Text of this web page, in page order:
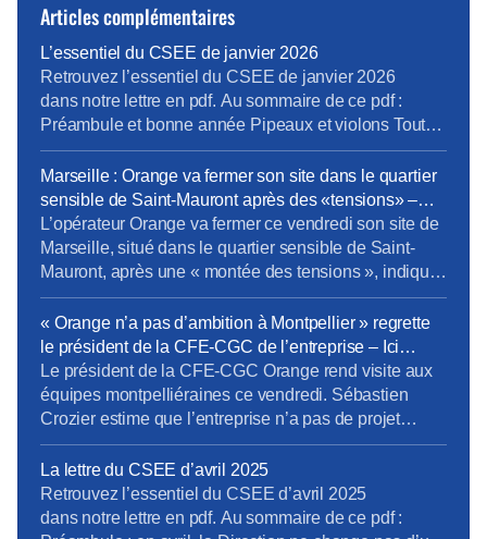
Articles complémentaires
L’essentiel du CSEE de janvier 2026
Retrouvez l’essentiel du CSEE de janvier 2026
dans notre lettre en pdf. Au sommaire de ce pdf :
Préambule et bonne année Pipeaux et violons Tout
va bien madame la marquise Cro-Magnon et
Neandertal Prochain CSEE pour vos élus du 24 au
26 mars.
Marseille : Orange va fermer son site dans le quartier
sensible de Saint-Mauront après des «tensions» –
Europe 1
L’opérateur Orange va fermer ce vendredi son site de
Marseille, situé dans le quartier sensible de Saint-
Mauront, après une « montée des tensions », indique
la direction régionale du groupe. Environ 1.000
personnes travaillent dans ces locaux de la cité
phocéenne. L’entreprise attend « un retour à une
situation apaisée dans le quartier ». […]Les salariés
ont dû être […]
« Orange n’a pas d’ambition à Montpellier » regrette
le président de la CFE-CGC de l’entreprise – Ici
l’Herault
Le président de la CFE-CGC Orange rend visite aux
équipes montpelliéraines ce vendredi. Sébastien
Crozier estime que l’entreprise n’a pas de projet
ambitieux dans la métropole et que les salariés se
sentent oubliés. Sébastien Crozier, président national
de la CFE-CGC Orange est dans l’Hérault ce
vendredi pour rencontrer les 1.500 salariés qui
La lettre du CSEE d’avril 2025
Retrouvez l’essentiel du CSEE d’avril 2025
dans notre lettre en pdf. Au sommaire de ce pdf :